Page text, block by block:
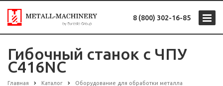
8 (800) 302-16-85
Гибочный станок с ЧПУ
C416NC
Главная Каталог Оборудование для обработки металла